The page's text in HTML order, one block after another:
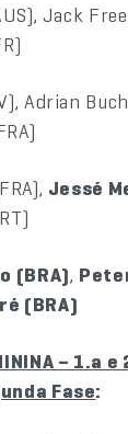
Jack
Adrian
Jessé
(BRA),
(BRA)
– 1.a
Fase: